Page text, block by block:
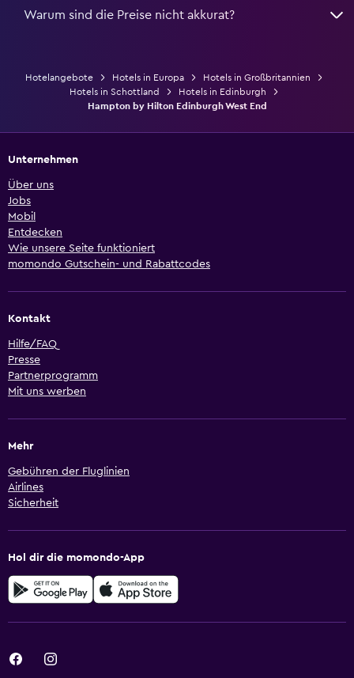
Warum sind die Preise nicht akkurat?
Hotelangebote Hotels in Europa
Hotels in Großbritannien
Hotels in Schottland
Hotels in Edinburgh
Hampton by Hilton Edinburgh West End
Unternehmen
Über uns
Jobs
Mobil
Entdecken
Wie unsere Seite funktioniert
momondo Gutschein- und Rabattcodes
Kontakt
Hilfe/FAQ
Presse
Partnerprogramm
Mit uns werben
Mehr
Gebühren der Fluglinien
Airlines
Sicherheit
Hol dir die momondo-App